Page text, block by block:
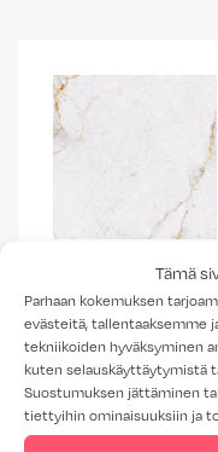
Tämä
Parhaan kokemuksen
evästeitä, tallentaaksemme
tekniikoiden hyväksyminen
kuten selauskäyttäytymistä
Suostumuksen jättäminen
tiettyihin ominaisuuksiin ja
Abu Dhabi